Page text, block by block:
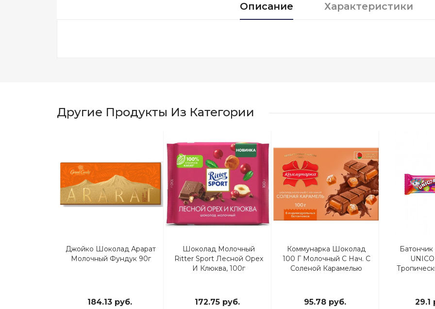
Описание Характеристики
Другие Продукты Из Категории
Джойко Шоколад Арарат
Молочный Фундук 90г
184.13 руб.
Шоколад Молочный
Ritter Sport Лесной Орех
И Клюква, 100г
172.75 руб.
Коммунарка Шоколад
100 Г Молочный С Нач. С
Соленой Карамелью
95.78 руб. 29.1